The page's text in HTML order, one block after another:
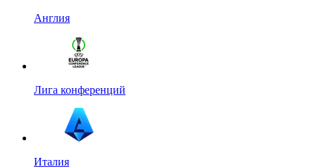
Англия
Лига конференций
Италия